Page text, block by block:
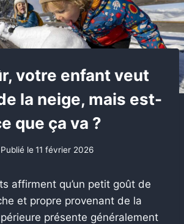
votre enfant veut
la neige, mais est-
que ça va ?
Publié le11 février 2026
affirment qu’un petit goût de
et propre provenant de la
présente généralement